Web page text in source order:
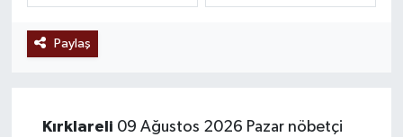
Paylaş
Kırklareli 09 Ağustos 2026 Pazar nöbetçi
Spor
Politika
Süper Lig Puan Durumu ve Fikstür
Tüm Manşetler